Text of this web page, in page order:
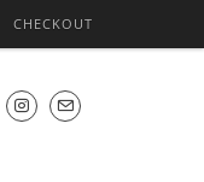
CHECKOUT